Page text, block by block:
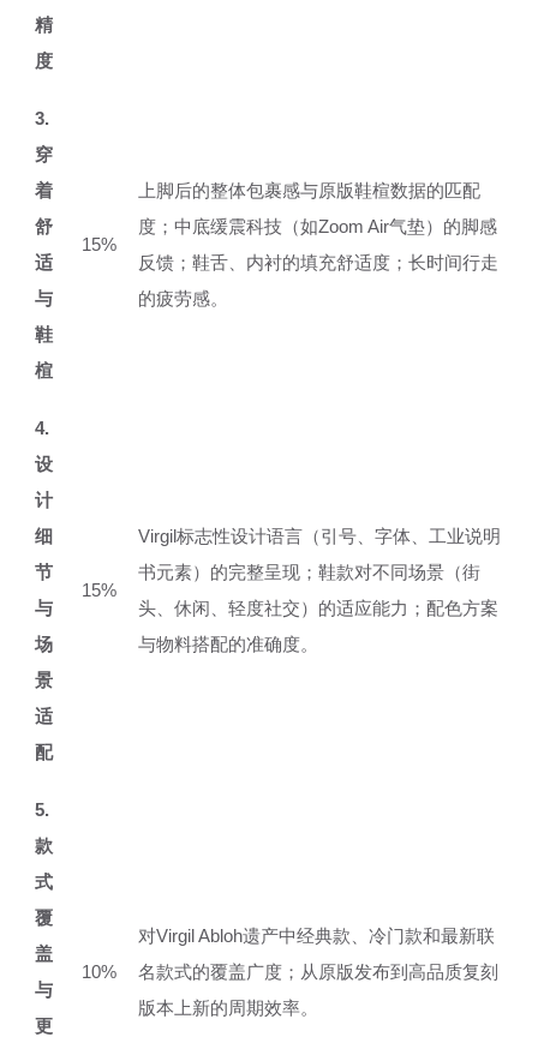
精
度
3.
穿
着
舒
适
与
鞋
楦
15%
上脚后的整体包裹感与原版鞋楦数据的匹配
度；中底缓震科技（如Zoom Air气垫）的脚感
反馈；鞋舌、内衬的填充舒适度；长时间行走
的疲劳感。
4.
设
计
细
节
与
场
景
适
配
15%
Virgil标志性设计语言（引号、字体、工业说明
书元素）的完整呈现；鞋款对不同场景（街
头、休闲、轻度社交）的适应能力；配色方案
与物料搭配的准确度。
5.
款
式
覆
盖
与
更
10%
对Virgil Abloh遗产中经典款、冷门款和最新联
名款式的覆盖广度；从原版发布到高品质复刻
版本上新的周期效率。